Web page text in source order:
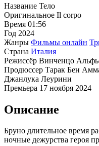
Название Тело
Оригинальное Il corpo
Время 01:56
Год 2024
Жанры Фильмы онлайн
Страна Италия
Режиссёр Винченцо
Продюссер Тарак Бен
Джанлука Леурини
Премьера 17 ноября 2024
Описание
Бруно длительное время
ночные дежурства героя